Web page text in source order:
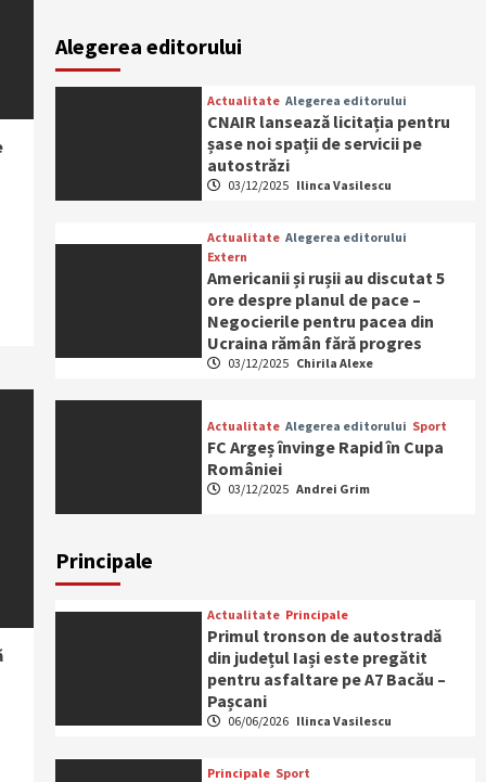
Alegerea editorului
Actualitate Alegerea editorului
CNAIR lansează licitația pentru
șase noi spații de servicii pe
autostrăzi
03/12/2025 Ilinca Vasilescu
Actualitate Alegerea editorului
Extern
Americanii și rușii au discutat 5
ore despre planul de pace –
Negocierile pentru pacea din
Ucraina rămân fără progres
03/12/2025 Chirila Alexe
Actualitate Alegerea editorului Sport
FC Argeș învinge Rapid în Cupa
României
03/12/2025 Andrei Grim
Principale
Actualitate Principale
Primul tronson de autostradă
din județul Iași este pregătit
pentru asfaltare pe A7 Bacău –
Pașcani
06/06/2026 Ilinca Vasilescu
Principale Sport